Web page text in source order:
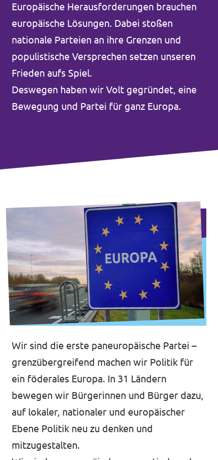
Unsere Events
Mache bei uns mit!
Deine Spende für Volt!
Transparenz
Datenschutz
Impressum
Europäische Herausforderungen brauchen
europäische Lösungen. Dabei stoßen
nationale Parteien an ihre Grenzen und
populistische Versprechen setzen unseren
Frieden aufs Spiel.
Deswegen haben wir Volt gegründet, eine
Bewegung und Partei für ganz Europa.
Wir sind die erste paneuropäische Partei –
grenzübergreifend machen wir Politik für
ein föderales Europa. In 31 Ländern
bewegen wir Bürgerinnen und Bürger dazu,
auf lokaler, nationaler und europäischer
Ebene Politik neu zu denken und
mitzugestalten.